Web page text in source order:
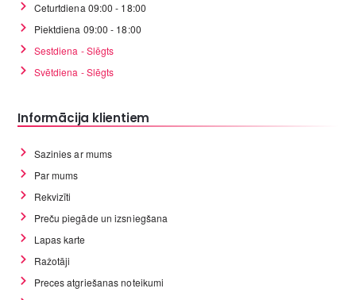
Ceturtdiena 09:00 - 18:00
Piektdiena 09:00 - 18:00
Sestdiena - Slēgts
Svētdiena - Slēgts
Informācija klientiem
Sazinies ar mums
Par mums
Rekvizīti
Preču piegāde un izsniegšana
Lapas karte
Ražotāji
Preces atgriešanas noteikumi